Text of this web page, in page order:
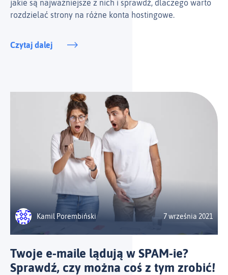
jakie są najważniejsze z nich i sprawdź, dlaczego warto
rozdzielać strony na różne konta hostingowe.
Czytaj dalej
Kamil Porembiński 7 września 2021
Twoje e‑maile lądują w SPAM-ie?
Sprawdź, czy można coś z tym zrobić!